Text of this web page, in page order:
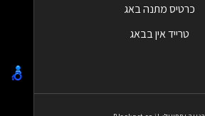
כרטיס מתנה באג
טרייד אין בבאג